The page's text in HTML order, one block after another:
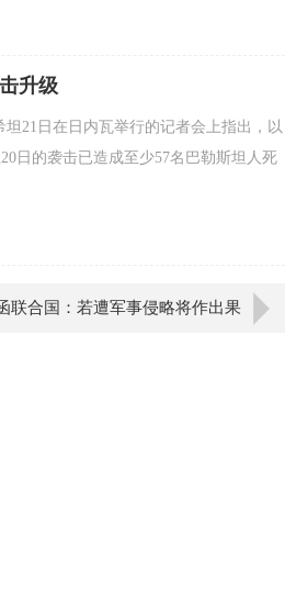
升级
21日在日内瓦举行的记者会上指出，以
日的袭击已造成至少57名巴勒斯坦人死
联合国：若遭军事侵略将作出果